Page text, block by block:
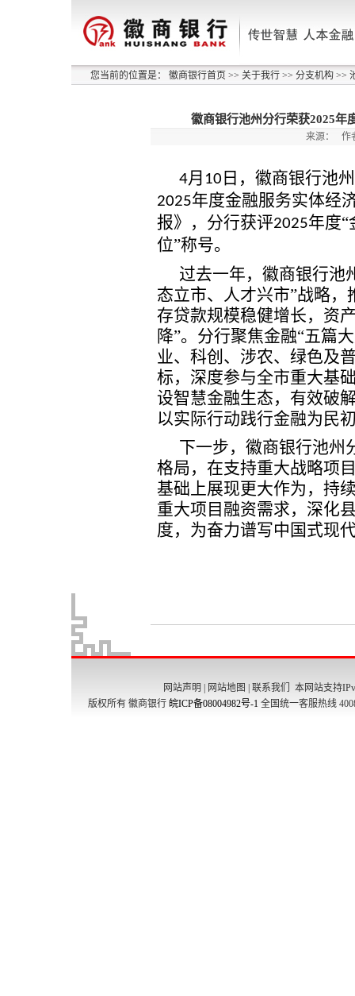
您当前的位置是： 徽商银行首页 >> 关于我行 >> 分支机构 >>
徽商银行池州分行荣获2025年
来源： 作
网站声明 网站地图 联系我们
本网站支持
版权所有 徽商银行 皖ICP备08004982号-1 全国统一客服热线